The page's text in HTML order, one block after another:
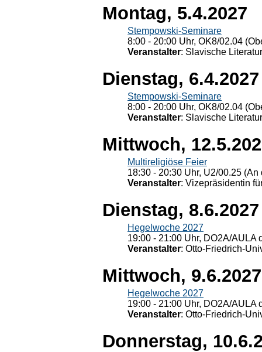
Montag, 5.4.2027
Stempowski-Seminare
8:00 - 20:00 Uhr, OK8/02.04
Veranstalter: Slavische
Dienstag, 6.4.2027
Stempowski-Seminare
8:00 - 20:00 Uhr, OK8/02.04
Veranstalter: Slavische
Mittwoch,
Multireligiöse Feier
18:30 - 20:30 Uhr, U2/00.25
Veranstalter: Vizepräsidentin
Dienstag, 8.6.2027
Hegelwoche 2027
19:00 - 21:00 Uhr, DO2A/
Veranstalter: Otto-Friedrich-
Mittwoch, 9.6.2027
Hegelwoche 2027
19:00 - 21:00 Uhr, DO2A/
Veranstalter: Otto-Friedrich-
Donnerstag,